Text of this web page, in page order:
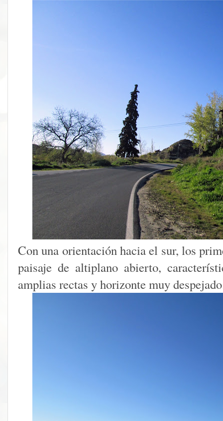
Con una orientación hacia el sur, los
paisaje de altiplano abierto,
amplias rectas y horizonte muy